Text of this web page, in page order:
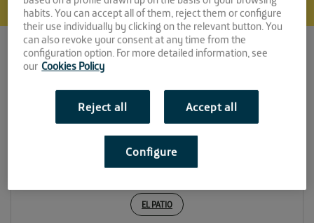
NextIndustria
Espacio:
EL PATIO
habits. You can accept all of them, reject them or configure
their use individually by clicking on the relevant button. You
can also revoke your consent at any time from the
configuration option. For more detailed information, see
our Cookies Policy
Reject all Accept all
Configure